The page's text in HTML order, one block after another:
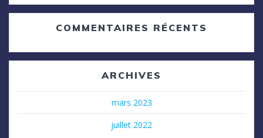
COMMENTAIRES RÉCENTS
ARCHIVES
mars 2023
juillet 2022